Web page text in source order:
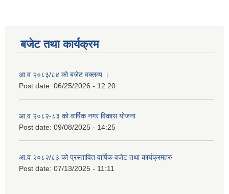
बजेट तथा कार्यक्रम
आ.व २०८३/८४ को बजेट वक्तव्य ।
Post date: 06/25/2026 - 12:20
आ.व २०८२-८३ को वार्षिक नगर विकास योजना
Post date: 09/08/2025 - 14:25
आ.व २०८२/८३ को प्रस्तावित वार्षिक वजेट तथा कार्यक्रमहरु
Post date: 07/13/2025 - 11:11